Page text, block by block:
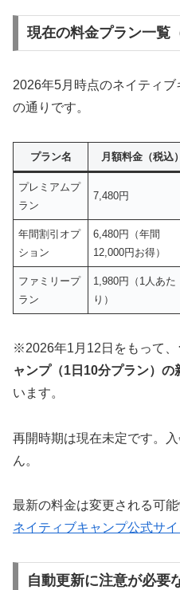
現在の料金プラン一覧
2026年5月時点のネイティ
の通りです。
プラン名 月額料金（税込）
プレミアムプ
ラン
7,480円
年間割引オプ
ション
6,480円（年間
12,000円お得）
ファミリープ
ラン
1,980円（1人あた
り）
※2026年1月12日をもって、
ャンプ（1日10分プラン）の
います。
再開時期は現在未定です。
ん。
最新の料金は変更される可
ネイティブキャンプ公式サイ
自動更新に注意が必要